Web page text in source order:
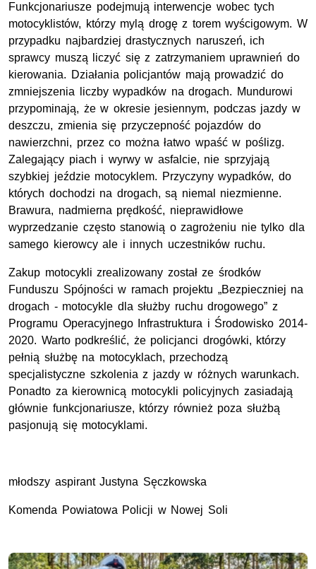
Funkcjonariusze podejmują interwencje wobec tych
motocyklistów, którzy mylą drogę z torem wyścigowym. W
przypadku najbardziej drastycznych naruszeń, ich
sprawcy muszą liczyć się z zatrzymaniem uprawnień do
kierowania. Działania policjantów mają prowadzić do
zmniejszenia liczby wypadków na drogach. Mundurowi
przypominają, że w okresie jesiennym, podczas jazdy w
deszczu, zmienia się przyczepność pojazdów do
nawierzchni, przez co można łatwo wpaść w poślizg.
Zalegający piach i wyrwy w asfalcie, nie sprzyjają
szybkiej jeździe motocyklem. Przyczyny wypadków, do
których dochodzi na drogach, są niemal niezmienne.
Brawura, nadmierna prędkość, nieprawidłowe
wyprzedzanie często stanowią o zagrożeniu nie tylko dla
samego kierowcy ale i innych uczestników ruchu.
Zakup motocykli zrealizowany został ze środków
Funduszu Spójności w ramach projektu „Bezpieczniej na
drogach - motocykle dla służby ruchu drogowego” z
Programu Operacyjnego Infrastruktura i Środowisko 2014-
2020. Warto podkreślić, że policjanci drogówki, którzy
pełnią służbę na motocyklach, przechodzą
specjalistyczne szkolenia z jazdy w różnych warunkach.
Ponadto za kierownicą motocykli policyjnych zasiadają
głównie funkcjonariusze, którzy również poza służbą
pasjonują się motocyklami.
młodszy aspirant Justyna Sęczkowska
Komenda Powiatowa Policji w Nowej Soli